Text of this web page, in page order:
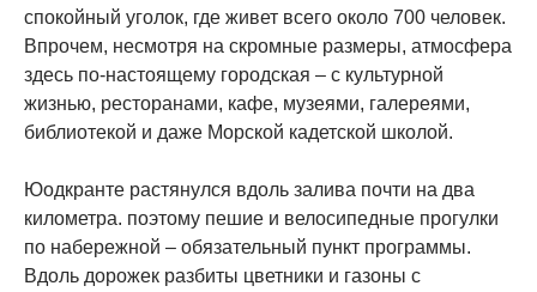
спокойный уголок, где живет всего около 700 человек.
Впрочем, несмотря на скромные размеры, атмосфера
здесь по-настоящему городская – с культурной
жизнью, ресторанами, кафе, музеями, галереями,
библиотекой и даже Морской кадетской школой.
Юодкранте растянулся вдоль залива почти на два
километра. поэтому пешие и велосипедные прогулки
по набережной – обязательный пункт программы.
Вдоль дорожек разбиты цветники и газоны с